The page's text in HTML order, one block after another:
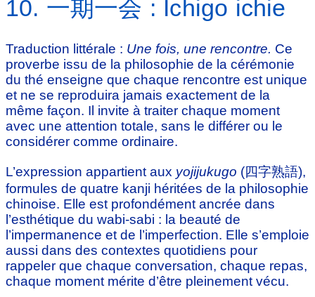
10. 一期一会 : Ichigo ichie
Traduction littérale : Une fois, une rencontre. Ce
proverbe issu de la philosophie de la cérémonie
du thé enseigne que chaque rencontre est unique
et ne se reproduira jamais exactement de la
même façon. Il invite à traiter chaque moment
avec une attention totale, sans le différer ou le
considérer comme ordinaire.
L’expression appartient aux yojijukugo (四字熟語),
formules de quatre kanji héritées de la philosophie
chinoise. Elle est profondément ancrée dans
l’esthétique du wabi-sabi : la beauté de
l’impermanence et de l’imperfection. Elle s’emploie
aussi dans des contextes quotidiens pour
rappeler que chaque conversation, chaque repas,
chaque moment mérite d’être pleinement vécu.